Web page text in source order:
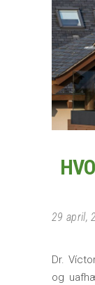
29 april,
Dr.
og